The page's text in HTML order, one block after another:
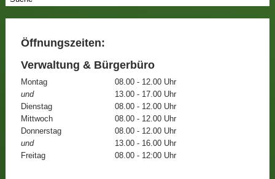
Öffnungszeiten:
Verwaltung & Bürgerbüro
Montag
08.00 - 12.00 Uhr
und
13.00 - 17.00 Uhr
Dienstag
08.00 - 12.00 Uhr
Mittwoch
08.00 - 12.00 Uhr
Donnerstag
08.00 - 12.00 Uhr
und
13.00 - 16.00 Uhr
Freitag
08.00 - 12:00 Uhr